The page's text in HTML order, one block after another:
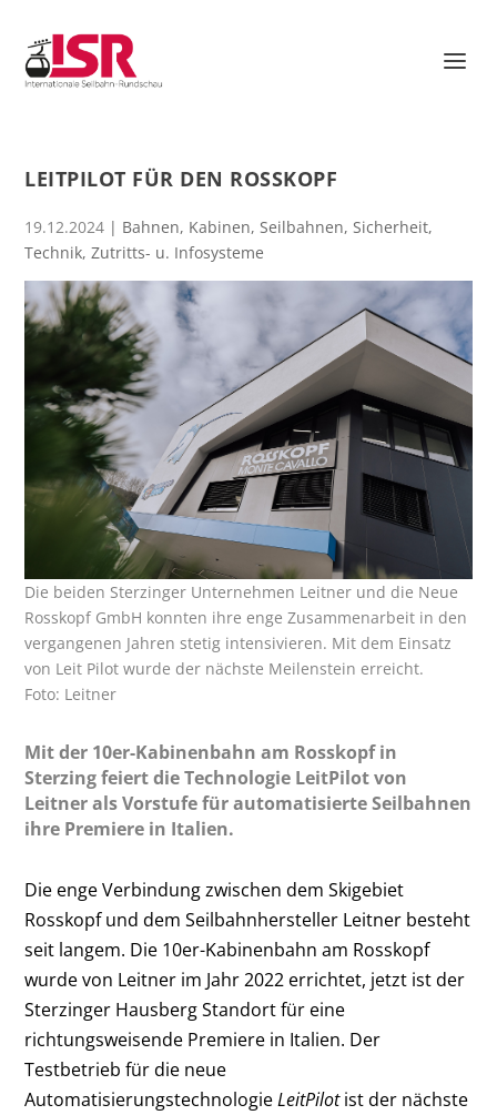
LEITPILOT FÜR DEN ROSSKOPF
19.12.2024 | Bahnen, Kabinen,Seilbahnen,Sicherheit,
Technik,Zutritts- u. Infosysteme
Die beiden Sterzinger Unternehmen Leitner und die Neue
Rosskopf GmbH konnten ihre enge Zusammenarbeit in den
vergangenen Jahren stetig intensivieren. Mit dem Einsatz
von Leit Pilot wurde der nächste Meilenstein erreicht.
Foto: Leitner
Mit der 10er-Kabinenbahn am Rosskopf in
Sterzing feiert die Technologie LeitPilot von
Leitner als Vorstufe für automatisierte Seilbahnen
ihre Premiere in Italien.
Die enge Verbindung zwischen dem Skigebiet
Rosskopf und dem Seilbahnhersteller Leitner besteht
seit langem. Die 10er-Kabinenbahn am Rosskopf
wurde von Leitner im Jahr 2022 errichtet, jetzt ist der
Sterzinger Hausberg Standort für eine
richtungsweisende Premiere in Italien. Der
Testbetrieb für die neue
AutomatisierungstechnologieLeitPilotist der nächste